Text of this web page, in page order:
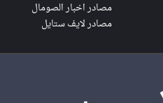
مصادر اخبار الصومال
مصادر لايف ستايل